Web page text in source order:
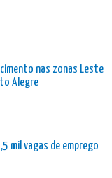
nas zonas Leste
Alegre
mil vagas de emprego